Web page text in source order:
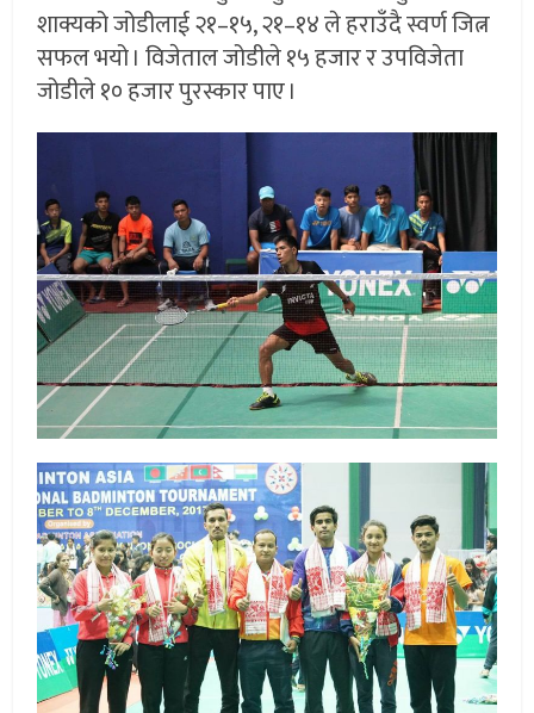
शाक्यको जोडीलाई २१–१५, २१–१४ ले हराउँदै स्वर्ण जित्न
सफल भयो । विजेताल जोडीले १५ हजार र उपविजेता
जोडीले १० हजार पुरस्कार पाए ।